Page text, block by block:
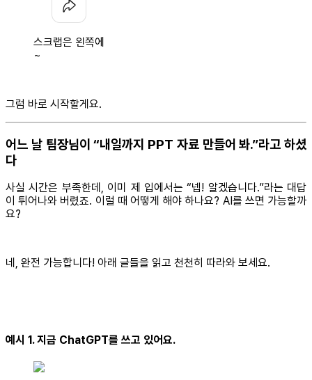
스크랩은 왼쪽에
~
그럼 바로 시작할게요.
어느 날 팀장님이 “내일까지 PPT 자료 만들어 봐.”라고 하셨
다
사실 시간은 부족한데, 이미 제 입에서는 “넵! 알겠습니다.”라는 대답
이 튀어나와 버렸죠. 이럴 때 어떻게 해야 하나요? AI를 쓰면 가능할까
요?
네, 완전 가능합니다! 아래 글들을 읽고 천천히 따라와 보세요.
예시 1. 지금 ChatGPT를 쓰고 있어요.